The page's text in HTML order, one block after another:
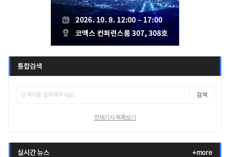
통합검색
검색
전체기사 목록보기
실시간 뉴스 +more